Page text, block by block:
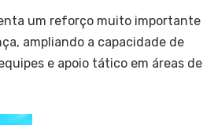
um reforço muito importante
ampliando a capacidade de
e apoio tático em áreas de